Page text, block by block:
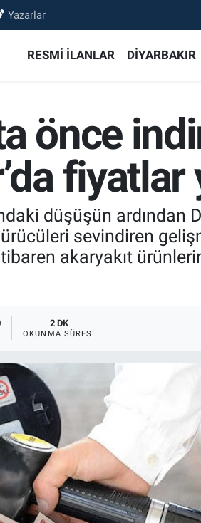
Yazarlar
RESMİ İLANLAR DİYARBAKIR
önce
düşüşün ardından
sevindiren
akaryakıt
2 DK
OKUNMA SÜRESI